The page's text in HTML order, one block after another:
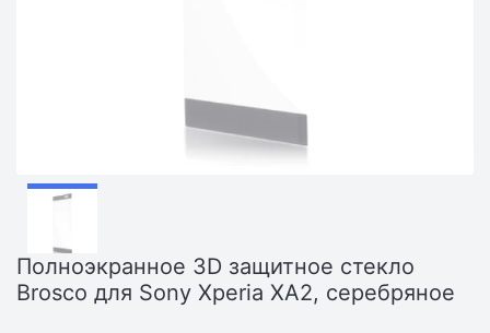
Полноэкранное 3D защитное стекло
Brosco для Sony Xperia XA2, серебряное